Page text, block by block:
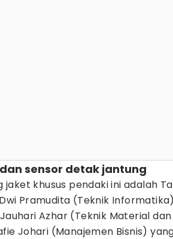
sensor detak jantung
khusus pendaki ini adalah
Pramudita (Teknik
Azhar (Teknik Material dan
Johari (Manajemen Bisnis)